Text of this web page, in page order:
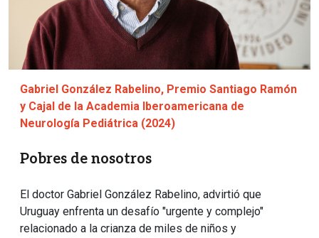
Gabriel González Rabelino, Premio Santiago Ramón
y Cajal de la Academia Iberoamericana de
Neurología Pediátrica (2024)
Pobres de nosotros
El doctor Gabriel González Rabelino, advirtió que
Uruguay enfrenta un desafío "urgente y complejo"
relacionado a la crianza de miles de niños y